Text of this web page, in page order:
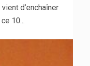
d’enchaîner
10...